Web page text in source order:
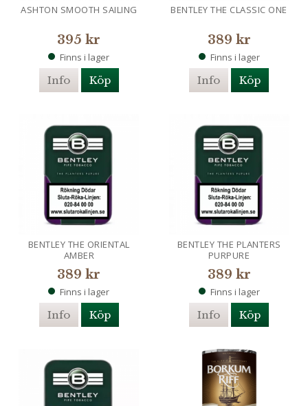
ASHTON SMOOTH SAILING
395 kr
Finns i lager
Info Köp
BENTLEY THE CLASSIC ONE
389 kr
Finns i lager
Info Köp
BENTLEY THE ORIENTAL
AMBER
389 kr
Finns i lager
Info Köp
BENTLEY THE PLANTERS
PURPURE
389 kr
Finns i lager
Info Köp